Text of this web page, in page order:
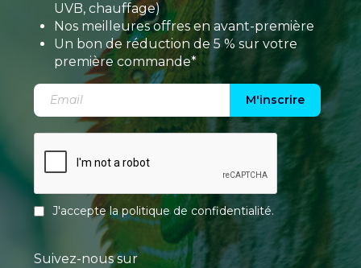
UVB, chauffage)
Nos meilleures offres en avant-première
Un bon de réduction de 5 % sur votre
première commande*
M'inscrire
J'accepte lapolitique de confidentialité.
Suivez-nous sur